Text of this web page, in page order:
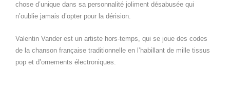
chose d’unique dans sa personnalité joliment désabusée qui
n’oublie jamais d’opter pour la dérision.
Valentin Vander est un artiste hors-temps, qui se joue des codes
de la chanson française traditionnelle en l’habillant de mille tissus
pop et d’ornements électroniques.